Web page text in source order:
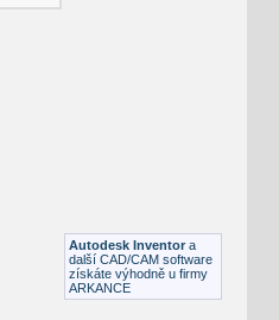
Plastové součásti
Autodesk Inventor a
další CAD/CAM software
získáte výhodně u firmy
ARKANCE